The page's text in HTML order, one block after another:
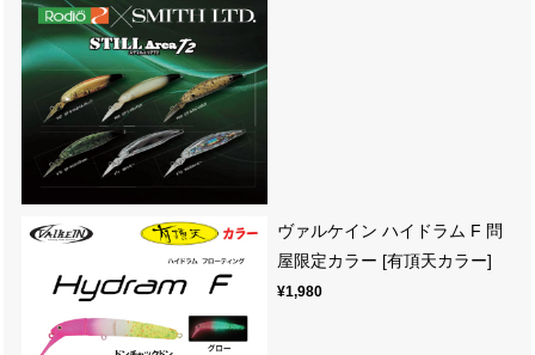
ヴァルケイン ハイドラム F 問
屋限定カラー [有頂天カラー]
¥1,980